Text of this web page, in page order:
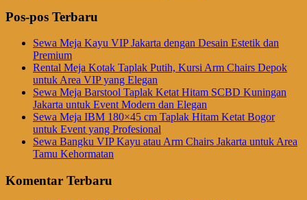
Pos-pos Terbaru
Sewa Meja Kayu VIP Jakarta dengan Desain Estetik dan
Premium
Rental Meja Kotak Taplak Putih, Kursi Arm Chairs Depok
untuk Area VIP yang Elegan
Sewa Meja Barstool Taplak Ketat Hitam SCBD Kuningan
Jakarta untuk Event Modern dan Elegan
Sewa Meja IBM 180×45 cm Taplak Hitam Ketat Bogor
untuk Event yang Profesional
Sewa Bangku VIP Kayu atau Arm Chairs Jakarta untuk Area
Tamu Kehormatan
Komentar Terbaru